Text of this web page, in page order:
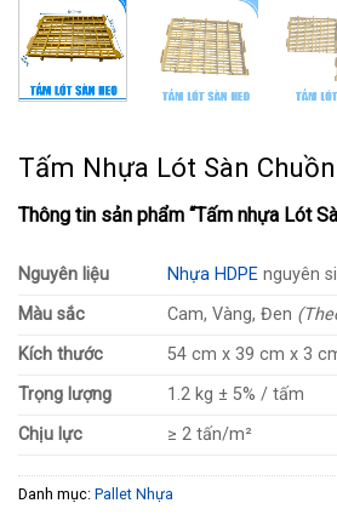
Tấm Nhựa Lót Sàn
Thông tin sản phẩm “Tấm nhựa Lót
Nguyên liệu Nhựa HDPE nguyên
Màu sắc
Cam, Vàng, Đen
Kích thước
54 cm x 39 cm x 3
Trọng lượng
1.2 kg ± 5% / tấm
Chịu lực
≥ 2 tấn/m²
Danh mục: Pallet Nhựa